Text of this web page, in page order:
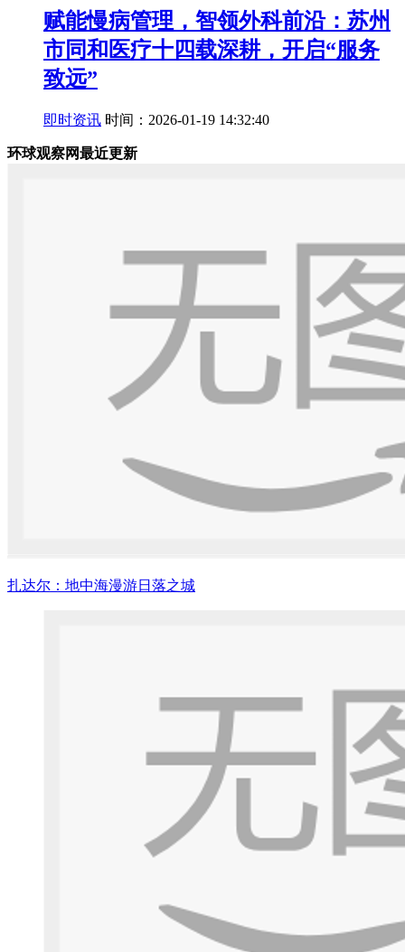
赋能慢病管理，智领外科前沿：苏州
市同和医疗十四载深耕，开启“服务
致远”
即时资讯 时间：2026-01-19 14:32:40
环球观察网最近更新
扎达尔：地中海漫游日落之城